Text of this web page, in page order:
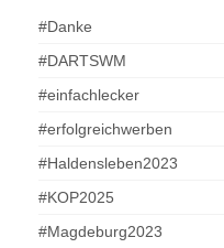
#Danke
#DARTSWM
#einfachlecker
#erfolgreichwerben
#Haldensleben2023
#KOP2025
#Magdeburg2023